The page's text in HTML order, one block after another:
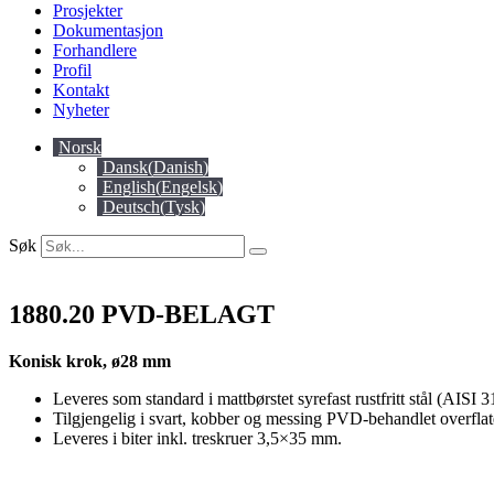
Prosjekter
Dokumentasjon
Forhandlere
Profil
Kontakt
Nyheter
Norsk
Dansk(Danish)
English(Engelsk)
Deutsch(Tysk)
Søk
1880.20 PVD-BELAGT
Konisk krok, ø28 mm
Leveres som standard i mattbørstet syrefast rustfritt stål (AISI
Tilgjengelig i svart, kobber og messing PVD-behandlet
Leveres i biter inkl. treskruer 3,5×35 mm.